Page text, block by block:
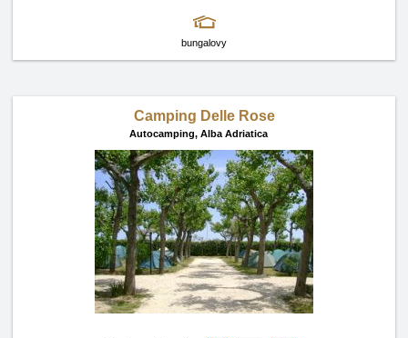
bungalovy
Camping Delle Rose
Autocamping, Alba Adriatica